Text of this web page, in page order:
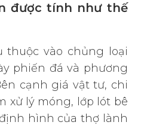
được tính như thế
thuộc vào chủng loại
phiến đá và phương
cạnh giá vật tư, chi
xử lý móng, lớp lót bê
hình của thợ lành